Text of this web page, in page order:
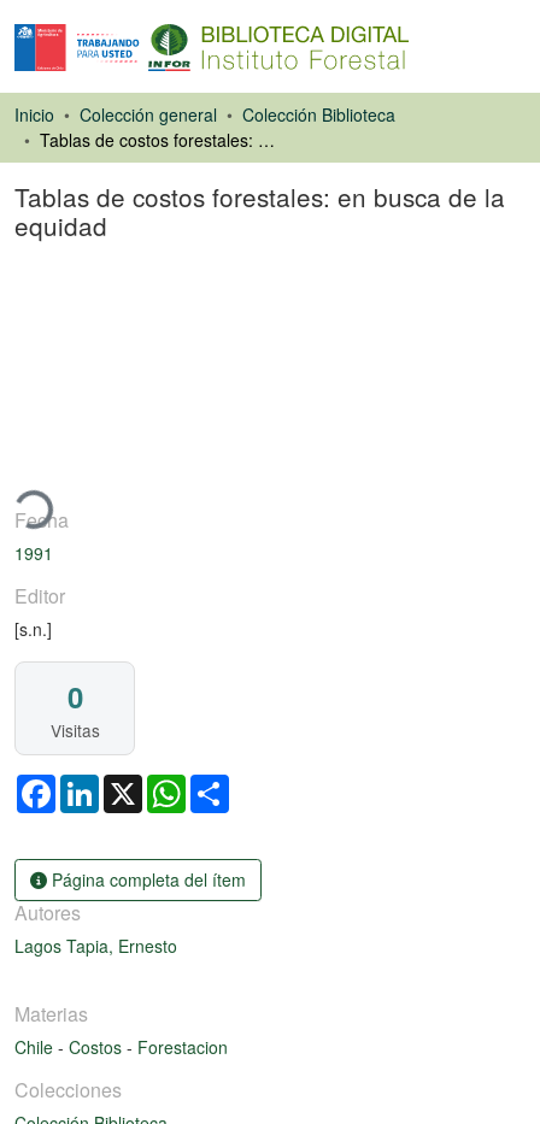
Inicio Colección general
Colección Biblioteca
Tablas de costos forestales: en busca de la equidad
Tablas de costos forestales: en busca de la
equidad
Fecha
1991
Editor
[s.n.]
0
Visitas
FacebookLinkedIn
X WhatsApp
Página completa del ítem
Autores
Lagos Tapia, Ernesto
Materias
Chile - Costos - Forestacion
Colecciones